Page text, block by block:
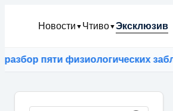
Новости ▼ Чтиво▼Эксклюзив
физиологических